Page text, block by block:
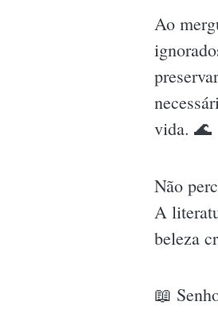
Ao
vida. 🌊
Não
A
beleza
📖